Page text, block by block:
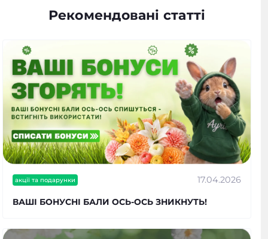
Рекомендовані статті
акції та подарунки 17.04.2026
ВАШІ БОНУСНІ БАЛИ ОСЬ-ОСЬ ЗНИКНУТЬ!